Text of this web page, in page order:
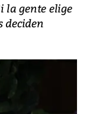
la gente elige
deciden